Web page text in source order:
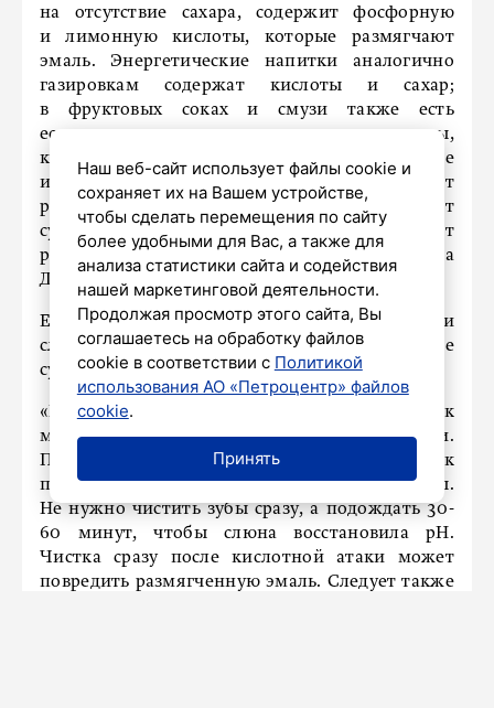
на отсутствие сахара, содержит фосфорную
и лимонную кислоты, которые размягчают
эмаль. Энергетические напитки аналогично
газировкам содержат кислоты и сахар;
в фруктовых соках и смузи также есть
естественные сахара и органические кислоты,
которые повреждают эмаль. Танины от кофе
и чая с сахаром окрашивают зубы и создают
риск кариеса. Алкогольные напитки вызывают
сухость во рту (ксеростомию), что способствует
размножению бактерий», — отметила
Дьячкова.
Если полностью отказаться от газировки
сложно, есть простые привычки, которые
существенно снизят ее вред для зубов.
«Пить газировку лучше через трубочку, так
минимизируется контакт напитка с зубами.
Прополоскать рот водой сразу после того, как
попили, смывая остатки сахара и кислоты.
Не нужно чистить зубы сразу, а подождать 30-
60 минут, чтобы слюна восстановила pH.
Чистка сразу после кислотной атаки может
повредить размягченную эмаль. Следует также
Наш веб-сайт использует файлы cookie и
сохраняет их на Вашем устройстве,
чтобы сделать перемещения по сайту
более удобными для Вас, а также для
анализа статистики сайта и содействия
нашей маркетинговой деятельности.
Продолжая просмотр этого сайта, Вы
соглашаетесь на обработку файлов
cookie в соответствии с Политикой
использования АО «Петроцентр» файлов
cookie.
Принять